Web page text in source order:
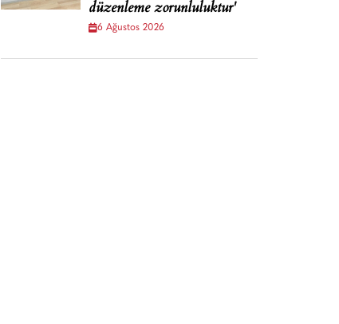
düzenleme zorunluluktur'
6 Ağustos 2026